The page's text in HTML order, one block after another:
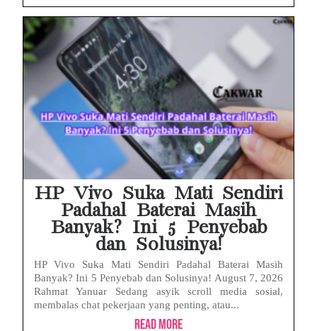
HP Vivo Suka Mati Sendiri
Padahal Baterai Masih
Banyak? Ini 5 Penyebab
dan Solusinya!
HP Vivo Suka Mati Sendiri Padahal Baterai Masih
Banyak? Ini 5 Penyebab dan Solusinya! August 7, 2026
Rahmat Yanuar Sedang asyik scroll media sosial,
membalas chat pekerjaan yang penting, atau...
Read More